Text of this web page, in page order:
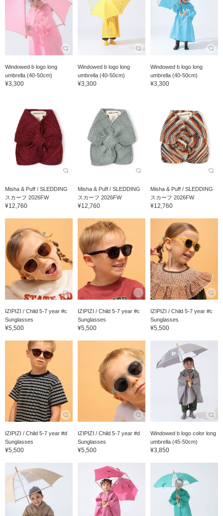
Windowed b logo long
umbrella (40-50cm)
¥3,300
Windowed b logo long
umbrella (40-50cm)
¥3,300
Windowed b logo long
umbrella (40-50cm)
¥3,300
Misha & Puff / SLEDDING
スカーフ 2026FW
¥12,760
Misha & Puff / SLEDDING
スカーフ 2026FW
¥12,760
Misha & Puff / SLEDDING
スカーフ 2026FW
¥12,760
IZIPIZI / Child 5-7 year #c
Sunglasses
¥5,500
IZIPIZI / Child 5-7 year #c
Sunglasses
¥5,500
IZIPIZI / Child 5-7 year #c
Sunglasses
¥5,500
IZIPIZI / Child 5-7 year #d
Sunglasses
¥5,500
IZIPIZI / Child 5-7 year #d
Sunglasses
¥5,500
Windowed b logo color long
umbrella (45-50cm)
¥3,850